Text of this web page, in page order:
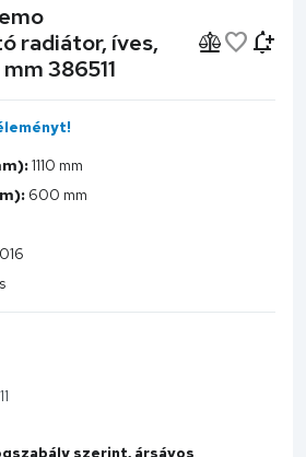
radiátor, íves,
386511
1110 mm
600 mm
szerint, ársávos